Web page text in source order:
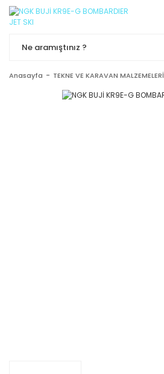
Anasayfa TEKNE VE KARAVAN MALZEMELERİ